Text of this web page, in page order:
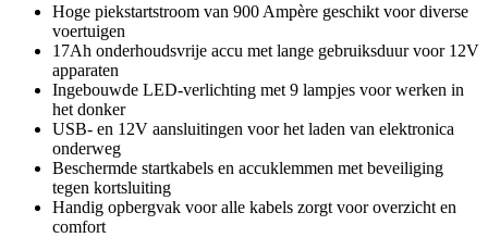
Hoge piekstartstroom van 900 Ampère geschikt voor diverse
voertuigen
17Ah onderhoudsvrije accu met lange gebruiksduur voor 12V
apparaten
Ingebouwde LED-verlichting met 9 lampjes voor werken in
het donker
USB- en 12V aansluitingen voor het laden van elektronica
onderweg
Beschermde startkabels en accuklemmen met beveiliging
tegen kortsluiting
Handig opbergvak voor alle kabels zorgt voor overzicht en
comfort